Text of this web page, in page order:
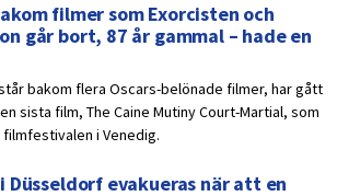
filmer som Exorcisten och
går bort, 87 år gammal – hade en
bakom flera Oscars-belönade filmer, har gått
sista film, The Caine Mutiny Court-Martial, som
i Venedig.
Düsseldorf evakueras när att en